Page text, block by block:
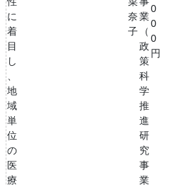
に
着
目
し
、
地
域
単
位
の
医
療
奈
子
業
（
政
策
科
学
推
進
研
究
事
業
0
0
0
円